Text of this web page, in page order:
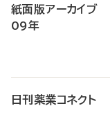
紙面版アーカイ
09年
日刊薬業コネク